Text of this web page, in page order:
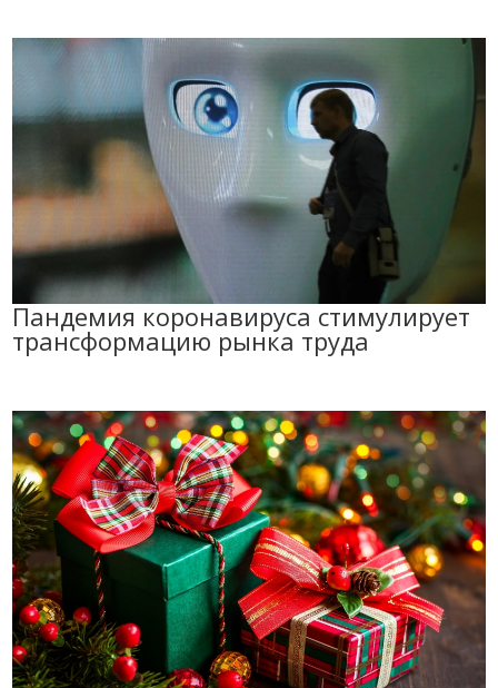
Пандемия коронавируса стимулирует
трансформацию рынка труда